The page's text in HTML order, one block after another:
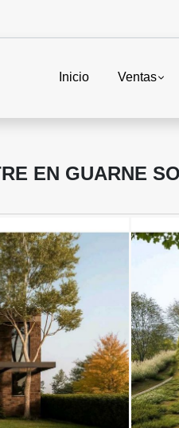
Inicio Ventas
EN GUARNE